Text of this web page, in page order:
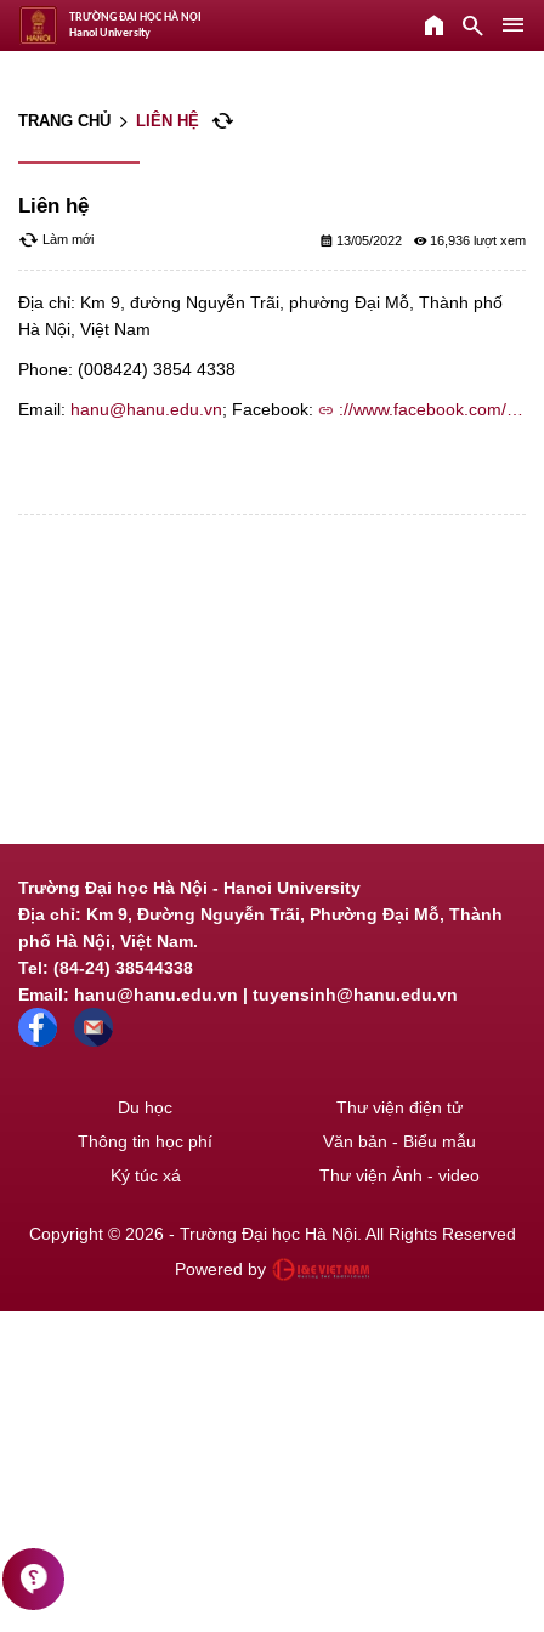
TRƯỜNG ĐẠI HỌC HÀ NỘI
Hanoi University
home search menu
TRANG CHỦ arrow_forward_ios LIÊN HỆ cached
Liên hệ
cached Làm mới calendar_month 13/05/2022 remove_red_eye 16,936
Địa chỉ: Km 9, đường Nguyễn Trãi, phường Đại Mỗ, Thành phố
Hà Nội, Việt Nam
Phone: (008424) 3854 4338
Email: hanu@hanu.edu.vn; Facebook: ://www.facebook.com/…
Trường Đại học Hà Nội - Hanoi University
Địa chỉ: Km 9, Đường Nguyễn Trãi, Phường Đại Mỗ, Thành
phố Hà Nội, Việt Nam.
Tel: (84-24) 38544338
Email: hanu@hanu.edu.vn | tuyensinh@hanu.edu.vn
Du học
Thông tin học phí
Ký túc xá
Thư viện điện tử
Văn bản - Biểu mẫu
Thư viện Ảnh - video
Copyright © 2026 - Trường Đại học Hà Nội. All Rights Reserved
Powered by
contact_support